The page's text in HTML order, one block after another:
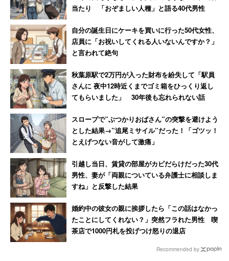
当たり 「おぞましい人種」と語る40代男性
自分の誕生日にケーキを買いに行った50代女性、
店員に「お祝いしてくれる人いないんですか？」
と言われて絶句
秋葉原駅で2万円が入った財布を紛失して「駅員
さんに 夜中12時近くまでゴミ箱をひっくり返し
てもらいました」 30年後も忘れられない話
スロープで”ぶつかりおばさん”の突撃を避けよう
とした結果→”追尾ミサイル”だった！「ゴツッ！
とえげつない音がして激痛」
引越し当日、賃貸の部屋がカビだらけだった30代
男性、妻が「両親についている弁護士に相談しま
すね」と反撃した結果
婚約中の彼女の親に挨拶したら「この話はなかっ
たことにしてくれない？」突然フラれた男性 喫
茶店で1000円札を投げつけ怒りの退店
Recommended by